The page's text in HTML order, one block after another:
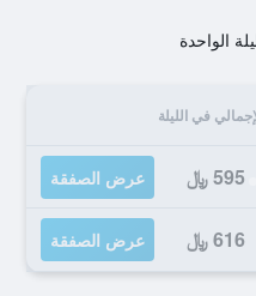
الواحدة
في الليلة
595 ﷼ عرض الصفقة
616 ﷼ عرض الصفقة